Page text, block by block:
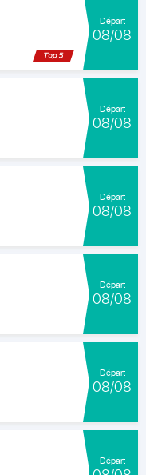
Départ
08/08
Départ
08/08
Départ
08/08
Départ
08/08
Départ
08/08
Départ